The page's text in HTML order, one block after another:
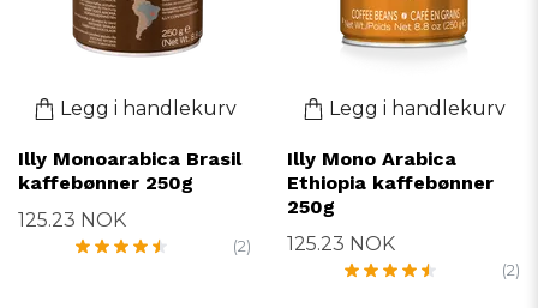
Legg i handlekurv
Illy Monoarabica Brasil
kaffebønner 250g
125.23 NOK
(2)
Legg i handlekurv
Illy Mono Arabica
Ethiopia kaffebønner
250g
125.23 NOK
(2)